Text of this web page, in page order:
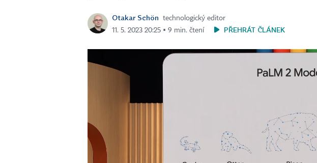
Otakar Schön
technologický editor
11. 5. 2023 20:25 ▪ 9 min. čtení
PŘEHRÁT ČLÁNEK